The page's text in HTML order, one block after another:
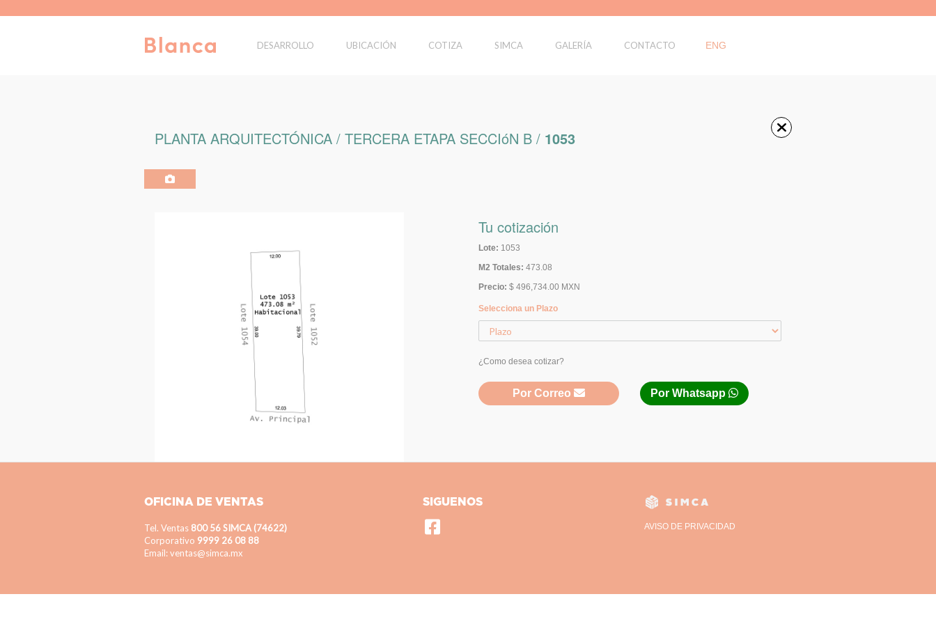
DESARROLLO UBICACIÓN COTIZA SIMCA GALERÍA CONTACTO ENG
PLANTA ARQUITECTÓNICA / TERCERA ETAPA SECCIóN B / 1053
Tu cotización
Lote: 1053
M2 Totales: 473.08
Precio: $ 496,734.00 MXN
Selecciona un Plazo
¿Como desea cotizar?
Por Correo Por Whatsapp
OFICINA DE VENTAS
Tel. Ventas 800 56 SIMCA (74622)
Corporativo 9999 26 08 88
Email: ventas@simca.mx
SIGUENOS
AVISO DE PRIVACIDAD